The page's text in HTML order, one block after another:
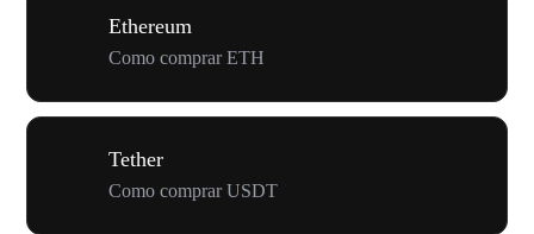
Ethereum
Como comprar ETH
Tether
Como comprar USDT